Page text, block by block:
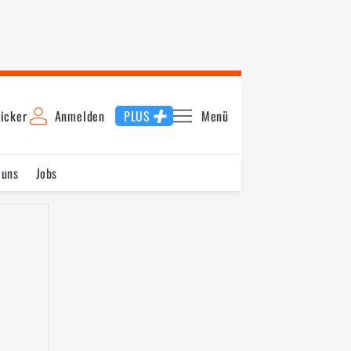
Anmelden PLUS Menü
Jobs